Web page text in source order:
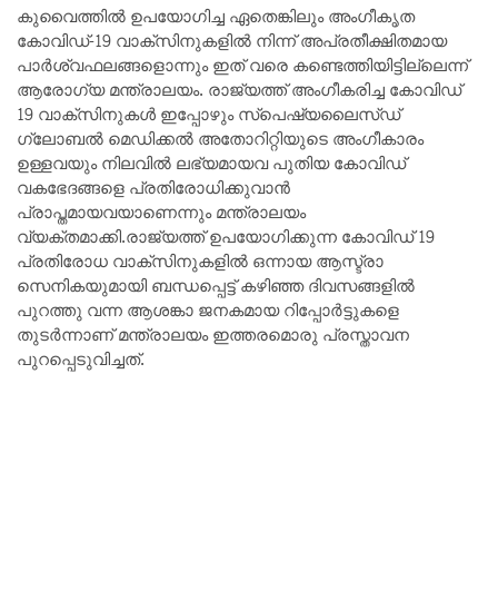
കുവൈത്തിൽ ഉപയോഗിച്ച ഏതെങ്കിലും അംഗീകൃത
കോവിഡ്-19 വാക്സിനുകളിൽ നിന്ന് അപ്രതീക്ഷിതമായ
പാർശ്വഫലങ്ങളൊന്നും ഇത് വരെ കണ്ടെത്തിയിട്ടില്ലെന്ന്
ആരോഗ്യ മന്ത്രാലയം. രാജ്യത്ത് അംഗീകരിച്ച കോവിഡ്
19 വാക്സിനുകൾ ഇപ്പോഴും സ്പെഷ്യലൈസ്ഡ്
ഗ്ലോബൽ മെഡിക്കൽ അതോറിറ്റിയുടെ അംഗീകാരം
ഉള്ളവയും നിലവിൽ ലഭ്യമായവ പുതിയ കോവിഡ്
വകഭേദങ്ങളെ പ്രതിരോധിക്കുവാൻ
പ്രാപ്തമായവയാണെന്നും മന്ത്രാലയം
വ്യക്തമാക്കി.രാജ്യത്ത് ഉപയോഗിക്കുന്ന കോവിഡ് 19
പ്രതിരോധ വാക്സിനുകളിൽ ഒന്നായ ആസ്ട്രാ
സെനികയുമായി ബന്ധപ്പെട്ട് കഴിഞ്ഞ ദിവസങ്ങളിൽ
പുറത്തു വന്ന ആശങ്കാ ജനകമായ റിപ്പോർട്ടുകളെ
തുടർന്നാണ് മന്ത്രാലയം ഇത്തരമൊരു പ്രസ്താവന
പുറപ്പെടുവിച്ചത്.